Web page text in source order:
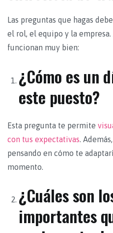
Las preguntas que hagas
el rol, el equipo y la empresa.
funcionan muy bien:
¿Cómo es un
este puesto?
Esta pregunta te permite
con tus expectativas.
pensando en cómo te
momento.
¿Cuáles son
importantes